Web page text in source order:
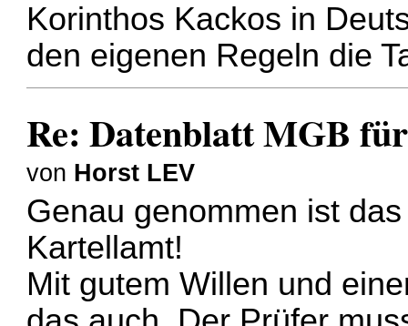
Korinthos Kackos in
den eigenen Regeln die
Re: Datenblatt MGB
von Horst LEV
Genau genommen ist
Kartellamt!
Mit gutem Willen und